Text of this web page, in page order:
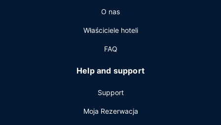
życzenie) i transport na dworzec autobusowy i z dworca.
O nas
Właściciele hoteli
FAQ
Help and support
Support
Moja Rezerwacja